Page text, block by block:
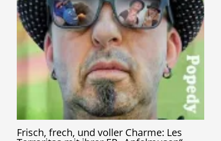
Frisch, frech, und voller Charme: Les